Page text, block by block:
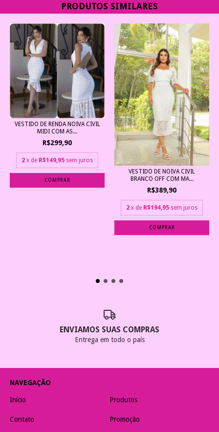
PRODUTOS SIMILARES
VESTIDO DE RENDA NOIVA CIVIL
MIDI COM AS...
R$299,90
2 x de R$149,95 sem juros
COMPRAR
VESTIDO DE NOIVA CIVIL
BRANCO OFF COM MA...
R$389,90
2 x de R$194,95 sem juros
COMPRAR
ENVIAMOS SUAS COMPRAS
Entrega em todo o país
NAVEGAÇÃO
Início Produtos
Contato Promoção